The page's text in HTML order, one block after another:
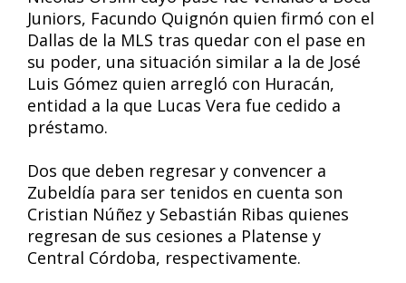
Juniors, Facundo Quignón quien firmó con el
Dallas de la MLS tras quedar con el pase en
su poder, una situación similar a la de José
Luis Gómez quien arregló con Huracán,
entidad a la que Lucas Vera fue cedido a
préstamo.
Dos que deben regresar y convencer a
Zubeldía para ser tenidos en cuenta son
Cristian Núñez y Sebastián Ribas quienes
regresan de sus cesiones a Platense y
Central Córdoba, respectivamente.